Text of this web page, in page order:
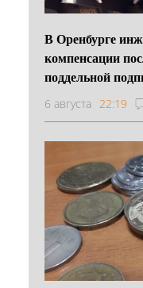
В Оренбурге
компенсации
поддельной
6 августа 22:19